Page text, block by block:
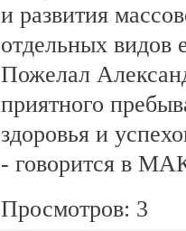
и развития
отдельных видов
Пожелал
приятного
здоровья и
- говорится в
Просмотров: 3